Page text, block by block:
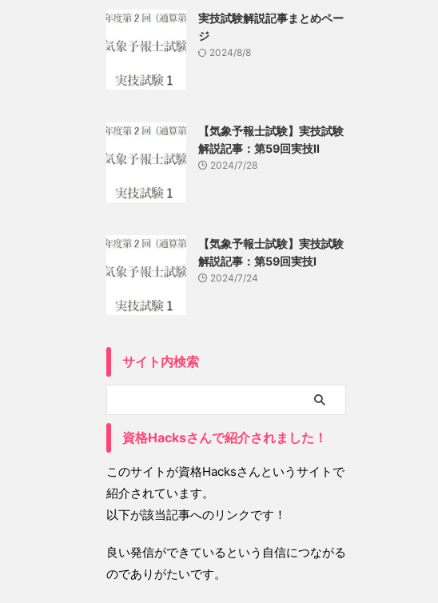
実技試験解説記事まとめペー
ジ
2024/8/8
【気象予報士試験】実技試験
解説記事：第59回実技Ⅱ
2024/7/28
【気象予報士試験】実技試験
解説記事：第59回実技Ⅰ
2024/7/24
サイト内検索
資格Hacksさんで紹介されました！
このサイトが資格Hacksさんというサイトで
紹介されています。
以下が該当記事へのリンクです！
良い発信ができているという自信につながる
のでありがたいです。